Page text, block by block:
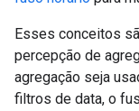
Esses conceitos
percepção de
agregação seja
filtros de data, o